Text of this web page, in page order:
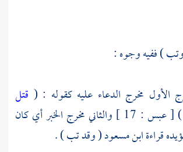
وتب ) ففيه وجوه :
الأول مخرج الدعاء عليه كقوله : ( قتل
) [ عبس : 17 ] والثاني مخرج الخبر أي كان
قراءةابن مسعود( وقد تب ) .